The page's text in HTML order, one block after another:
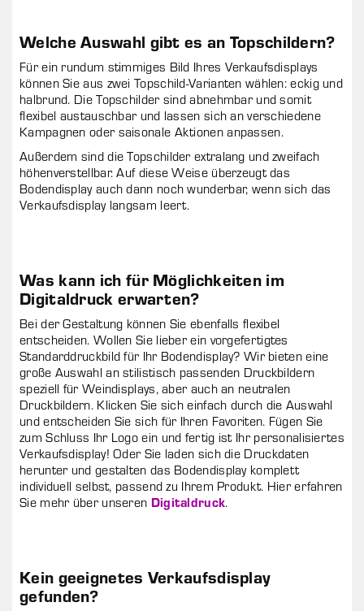
Welche Auswahl gibt es an Topschildern?
Für ein rundum stimmiges Bild Ihres Verkaufsdisplays
können Sie aus zwei Topschild-Varianten wählen: eckig und
halbrund. Die Topschilder sind abnehmbar und somit
flexibel austauschbar und lassen sich an verschiedene
Kampagnen oder saisonale Aktionen anpassen.
Außerdem sind die Topschilder extralang und zweifach
höhenverstellbar. Auf diese Weise überzeugt das
Bodendisplay auch dann noch wunderbar, wenn sich das
Verkaufsdisplay langsam leert.
Was kann ich für Möglichkeiten im
Digitaldruck erwarten?
Bei der Gestaltung können Sie ebenfalls flexibel
entscheiden. Wollen Sie lieber ein vorgefertigtes
Standarddruckbild für Ihr Bodendisplay? Wir bieten eine
große Auswahl an stilistisch passenden Druckbildern
speziell für Weindisplays, aber auch an neutralen
Druckbildern. Klicken Sie sich einfach durch die Auswahl
und entscheiden Sie sich für Ihren Favoriten. Fügen Sie
zum Schluss Ihr Logo ein und fertig ist Ihr personalisiertes
Verkaufsdisplay! Oder Sie laden sich die Druckdaten
herunter und gestalten das Bodendisplay komplett
individuell selbst, passend zu Ihrem Produkt. Hier erfahren
Sie mehr über unseren Digitaldruck.
Kein geeignetes Verkaufsdisplay
gefunden?